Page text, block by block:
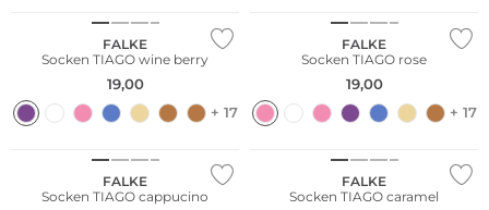
FALKE
Socken TIAGO wine berry
19,00
+ 17
FALKE
Socken TIAGO rose
19,00
+ 17
NEU
Nachhaltig
FALKE
Socken TIAGO cappucino
NEU
FALKE
Socken TIAGO caramel